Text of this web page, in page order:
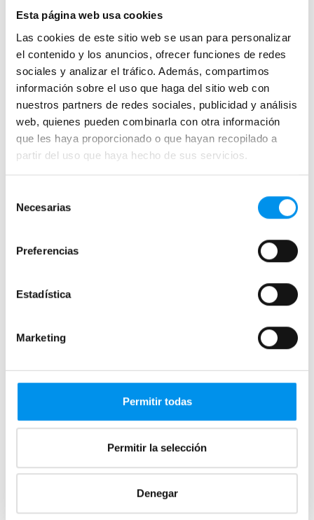
Esta página web usa cookies
Las cookies de este sitio web se usan para personalizar
el contenido y los anuncios, ofrecer funciones de redes
sociales y analizar el tráfico. Además, compartimos
información sobre el uso que haga del sitio web con
nuestros partners de redes sociales, publicidad y análisis
web, quienes pueden combinarla con otra información
que les haya proporcionado o que hayan recopilado a
partir del uso que haya hecho de sus servicios.
Necesarias
Preferencias
Estadística
Marketing
Permitir todas
Permitir la selección
Denegar
Mamparas doble hoja
Mamparas a ras de suelo
Mamparas con armario
Mamparas de colores
Mamparas de perfilería aluminio plata brillo
Mamparas de ducha perfilería negra
Mamparas de bañera perfilería negra
Mamparas de perfilería oro rosa
Mamparas de colores
Mamparas 60x60
Mamparas 70x90